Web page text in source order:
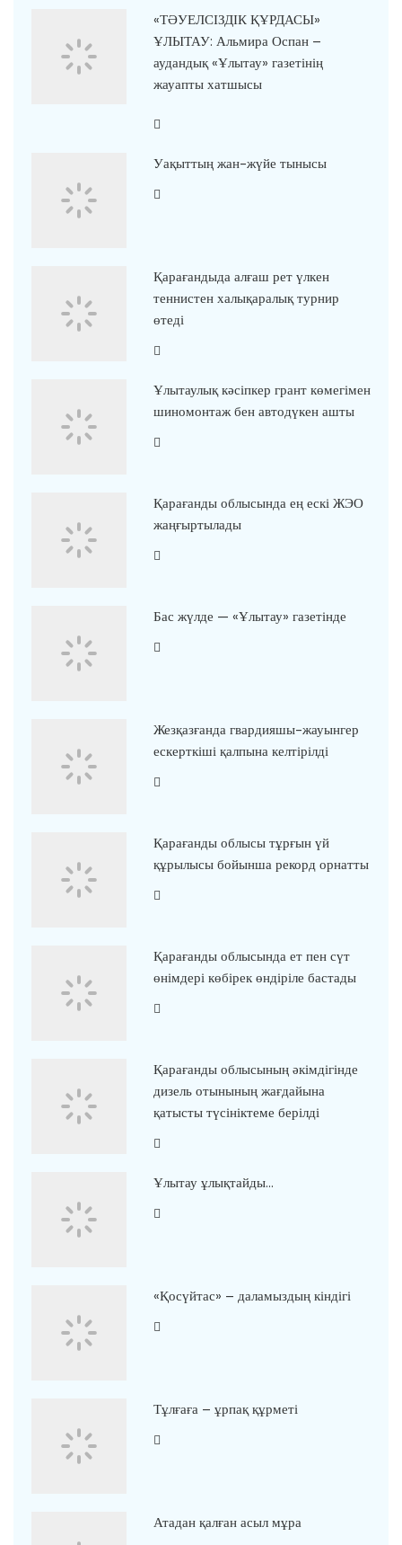
«ТӘУЕЛСІЗДІК ҚҰРДАСЫ»
ҰЛЫТАУ: Альмира Оспан –
аудандық «Ұлытау» газетінің
жауапты хатшысы
Уақыттың жан-жүйе тынысы
Қарағандыда алғаш рет үлкен
теннистен халықаралық турнир
өтеді
Ұлытаулық кәсіпкер грант көмегімен
шиномонтаж бен автодүкен ашты
Қарағанды облысында ең ескі ЖЭО
жаңғыртылады
Бас жүлде — «Ұлытау» газетінде
Жезқазғанда гвардияшы-жауынгер
ескерткіші қалпына келтірілді
Қарағанды облысы тұрғын үй
құрылысы бойынша рекорд орнатты
Қарағанды облысында ет пен сүт
өнімдері көбірек өндіріле бастады
Қарағанды облысының әкімдігінде
дизель отынының жағдайына
қатысты түсініктеме берілді
Ұлытау ұлықтайды…
«Қосүйтас» – даламыздың кіндігі
Тұлғаға – ұрпақ құрметі
Атадан қалған асыл мұра